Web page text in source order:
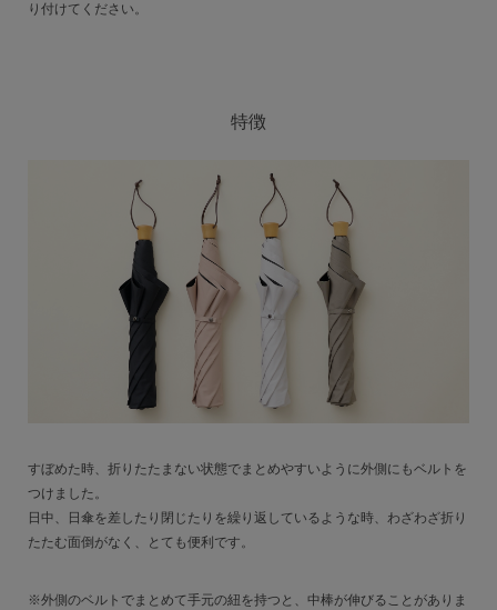
り付けてください。
特徴
すぼめた時、折りたたまない状態でまとめやすいように外側にもベルトを
つけました。
日中、日傘を差したり閉じたりを繰り返しているような時、わざわざ折り
たたむ面倒がなく、とても便利です。
※外側のベルトでまとめて手元の紐を持つと、中棒が伸びることがありま